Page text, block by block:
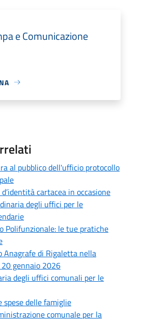
e Comunicazione
al pubblico dell'ufficio protocollo
cartacea in occasione
degli uffici per le
Polifunzionale: le tue pratiche
Anagrafe di Rigaletta nella
gennaio 2026
degli uffici comunali per le
spese delle famiglie
comunale per la